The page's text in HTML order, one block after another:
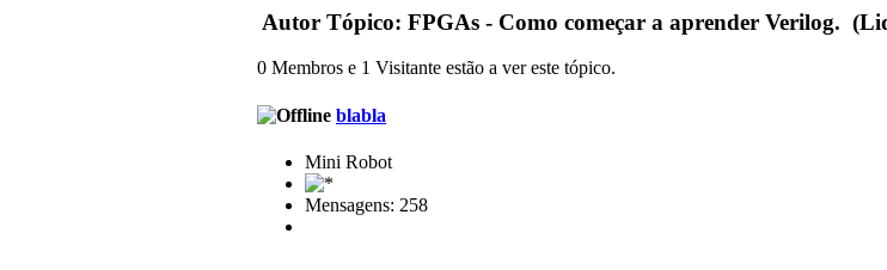
Autor Tópico: FPGAs - Como começar a aprender Verilog.
0 Membros e 1 Visitante estão a ver este tópico.
blabla
Mini Robot
Mensagens: 258